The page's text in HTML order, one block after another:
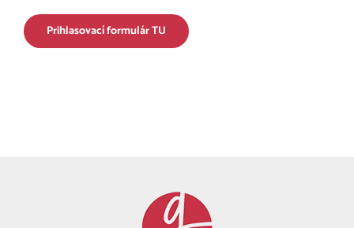
Prihlasovací formulár TU